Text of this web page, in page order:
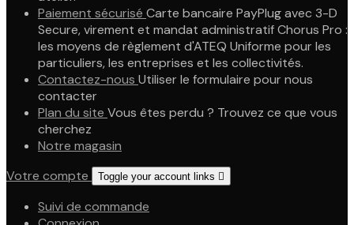
Paiement sécurisé Carte bancaire PayPlug avec 3-D
Secure, virement et mandat administratif Chorus Pro :
les moyens de règlement d'ATEQ Uniforme pour les
particuliers, les entreprises et les collectivités.
Contactez-nous Utiliser le formulaire pour nous
contacter
Plan du site Vous êtes perdu ? Trouvez ce que vous
cherchez
Notre magasin
Votre compte
Toggle your account links 
Suivi de commande